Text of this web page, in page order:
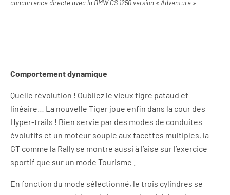
concurrence directe avec la BMW GS 1250 version « Adventure »
Comportement dynamique
Quelle révolution ! Oubliez le vieux tigre pataud et
linéaire… La nouvelle Tiger joue enfin dans la cour des
Hyper-trails ! Bien servie par des modes de conduites
évolutifs et un moteur souple aux facettes multiples, la
GT comme la Rally se montre aussi à l’aise sur l’exercice
sportif que sur un mode Tourisme .
En fonction du mode sélectionné, le trois cylindres se